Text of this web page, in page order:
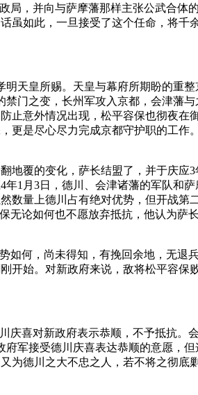
局，并向与萨摩藩那样主张公武合体
如此，一旦接受了这个任命，将千
天皇所赐。天皇与幕府所期盼的重
门之变，长州军攻入京都，会津藩
止意外情况出现，松平容保也彻夜在
更是尽心尽力完成京都守护职的工作
地覆的变化，萨长结盟了，并于庆应
1月3日，德川、会津诸藩的军队和
数量上德川占有绝对优势，但开战第
无论如何也不愿放弃抵抗，他认为萨
如何，尚未得知，有挽回余地，无退
开始。对新政府来说，敌将松平容保
庆喜对新政府表示恭顺，不予抵抗。
军接受德川庆喜表达恭顺的意愿，
为德川之大不忠之人，若不将之彻底